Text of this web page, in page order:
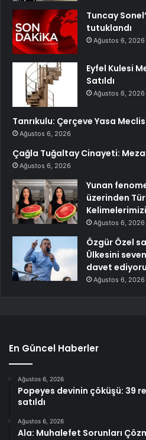
Tuncay
tutuklandı
Ağustos 6, 2026
Eyfel Kulesi
Satıldı
Ağustos 6, 2026
Tanrıkulu: Çerçeve Yasa
Ağustos 6, 2026
Çağla Tuğaltay Cinayeti:
Ağustos 6, 2026
Yunan
üzerinden
Ağustos 6, 2026
Özgür Özel
Ülkesini
davet
Ağustos 6, 2026
En Güncel Haberler
Ağustos 6, 2026
Popeyes devinin çöküşü: 39
satıldı
Ağustos 6, 2026
Ala: Muhalefet Sorunları